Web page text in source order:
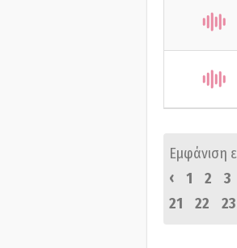
Εμφάνιση
‹
1 2 3
21
22 23